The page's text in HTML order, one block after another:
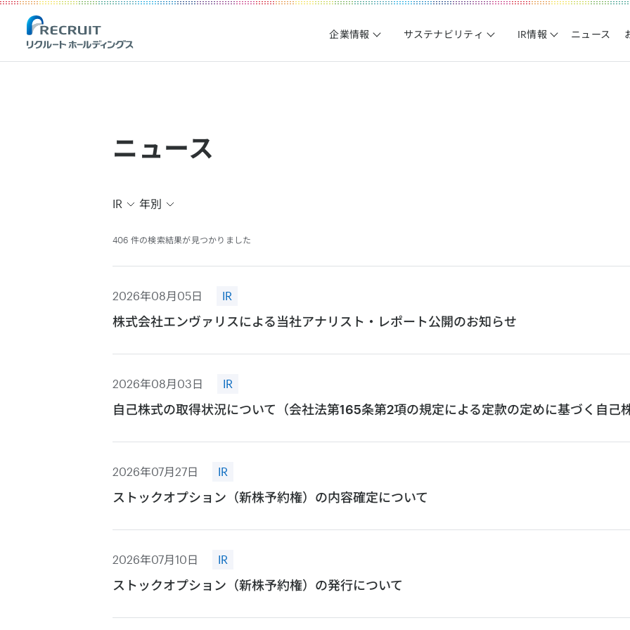
Recruit Holdings
企業情報 サステナビリティ IR情報 ニュース
ニュース
IR 年別
406 件の検索結果が見つかりました
2026年08月05日 IR
株式会社エンヴァリスによる当社アナリスト・レポート公開のお知らせ
2026年08月03日 IR
自己株式の取得状況について（会社法第165条第2項の規定による定款の定めに基づく自己
2026年07月27日 IR
ストックオプション（新株予約権）の内容確定について
2026年07月10日 IR
ストックオプション（新株予約権）の発行について